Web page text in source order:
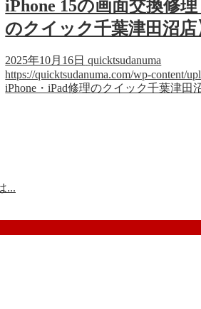
iPhone 15の画面交換修
のクイック千葉津田沼店
2025年10月16日 quicktsudanuma
https://quicktsudanuma.com/wp-content/
iPhone・iPad修理のクイック千葉津田
...